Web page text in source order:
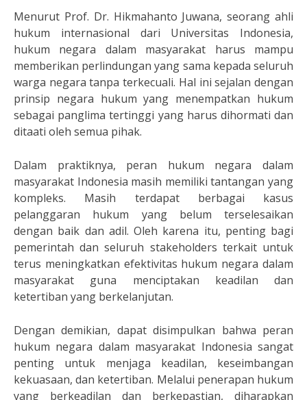
Menurut Prof. Dr. Hikmahanto Juwana, seorang ahli
hukum internasional dari Universitas Indonesia,
hukum negara dalam masyarakat harus mampu
memberikan perlindungan yang sama kepada seluruh
warga negara tanpa terkecuali. Hal ini sejalan dengan
prinsip negara hukum yang menempatkan hukum
sebagai panglima tertinggi yang harus dihormati dan
ditaati oleh semua pihak.
Dalam praktiknya, peran hukum negara dalam
masyarakat Indonesia masih memiliki tantangan yang
kompleks. Masih terdapat berbagai kasus
pelanggaran hukum yang belum terselesaikan
dengan baik dan adil. Oleh karena itu, penting bagi
pemerintah dan seluruh stakeholders terkait untuk
terus meningkatkan efektivitas hukum negara dalam
masyarakat guna menciptakan keadilan dan
ketertiban yang berkelanjutan.
Dengan demikian, dapat disimpulkan bahwa peran
hukum negara dalam masyarakat Indonesia sangat
penting untuk menjaga keadilan, keseimbangan
kekuasaan, dan ketertiban. Melalui penerapan hukum
yang berkeadilan dan berkepastian, diharapkan